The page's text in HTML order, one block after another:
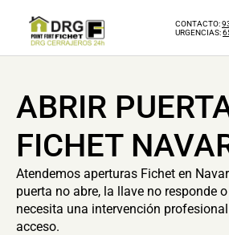
CONTACTO:
URGENCIAS:
ABRIR
FICHET
Atendemos aperturas Fichet en
puerta no abre, la llave no responde
necesita una intervención
acceso.